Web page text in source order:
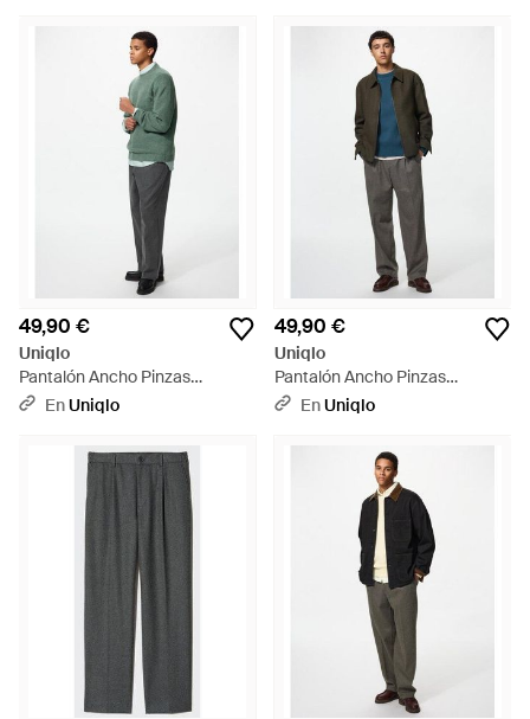
49,90 €
Uniqlo
Pantalón Ancho Pinzas
Cepillado - Verde
EnUniqlo
49,90 €
Uniqlo
Pantalón Ancho Pinzas
Cepillado Estampado -
EnUniqlo